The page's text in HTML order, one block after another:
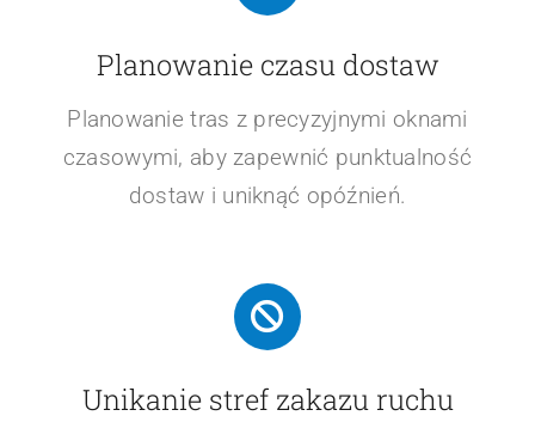
Planowanie czasu dostaw
Planowanie tras z precyzyjnymi oknami
czasowymi, aby zapewnić punktualność
dostaw i uniknąć opóźnień.
Unikanie stref zakazu ruchu